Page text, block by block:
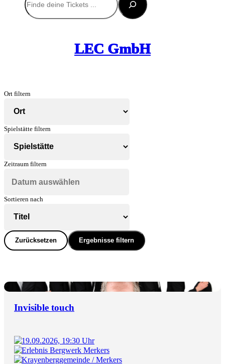
LEC GmbH
Ort filtern
Spielstätte filtern
Zeitraum filtern
Sortieren nach
Zurücksetzen Ergebnisse filtern
Invisible touch
19.09.2026, 19:30 Uhr
Erlebnis Bergwerk Merkers
Krayenberggemeinde / Merkers